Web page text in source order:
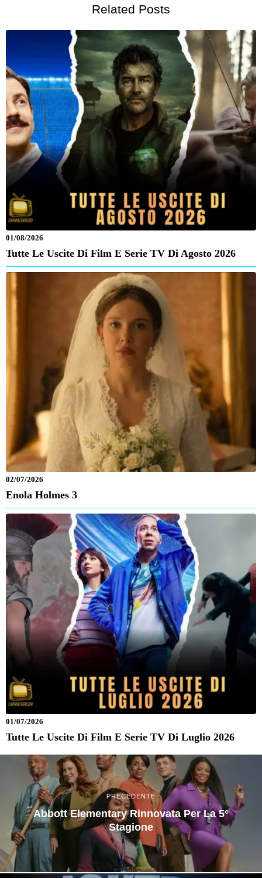
Related Posts
01/08/2026
Tutte Le Uscite Di Film E Serie TV Di Agosto 2026
02/07/2026
Enola Holmes 3
01/07/2026
Tutte Le Uscite Di Film E Serie TV Di Luglio 2026
PRECEDENTE
Abbott Elementary Rinnovata Per La 5°
Stagione